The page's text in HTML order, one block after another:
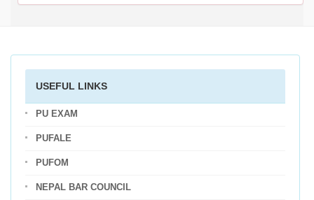
USEFUL LINKS
PU EXAM
PUFALE
PUFOM
NEPAL BAR COUNCIL